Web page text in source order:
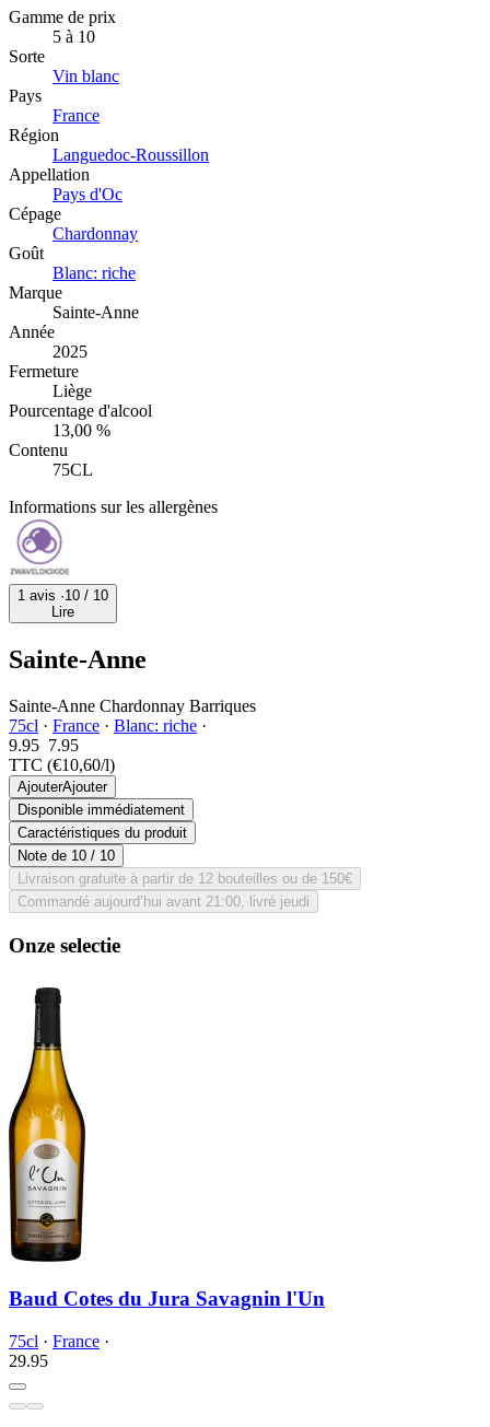
Gamme de prix
5 à 10
Sorte
Vin blanc
Pays
France
Région
Languedoc-Roussillon
Appellation
Pays d'Oc
Cépage
Chardonnay
Goût
Blanc: riche
Marque
Sainte-Anne
Année
2025
Fermeture
Liège
Pourcentage d'alcool
13,00 %
Contenu
75CL
Informations sur les allergènes
1 avis ·10 / 10
Lire
Sainte-Anne
Sainte-Anne Chardonnay Barriques
75cl · France · Blanc: riche ·
9.95 7.95
TTC (€10,60/l)
AjouterAjouter
Disponible immédiatement
Caractéristiques du produit
Note de 10 / 10
Livraison gratuite à partir de 12 bouteilles ou de 150€
Commandé aujourd’hui avant 21:00, livré jeudi
Onze selectie
Baud Cotes du Jura Savagnin l'Un
75cl · France ·
29.95